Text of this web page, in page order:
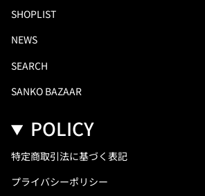
SHOPLIST
NEWS
SEARCH
SANKO BAZAAR
POLICY
特定商取引法に基づく表記
プライバシーポリシー